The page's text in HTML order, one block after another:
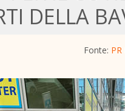
DELLA
Fonte: